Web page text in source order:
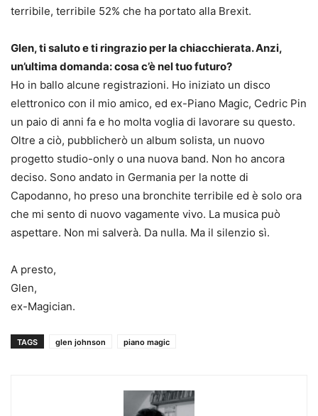
terribile, terribile 52% che ha portato alla Brexit.
Glen, ti saluto e ti ringrazio per la chiacchierata. Anzi,
un’ultima domanda: cosa c’è nel tuo futuro?
Ho in ballo alcune registrazioni. Ho iniziato un disco
elettronico con il mio amico, ed ex-Piano Magic, Cedric Pin
un paio di anni fa e ho molta voglia di lavorare su questo.
Oltre a ciò, pubblicherò un album solista, un nuovo
progetto studio-only o una nuova band. Non ho ancora
deciso. Sono andato in Germania per la notte di
Capodanno, ho preso una bronchite terribile ed è solo ora
che mi sento di nuovo vagamente vivo. La musica può
aspettare. Non mi salverà. Da nulla. Ma il silenzio sì.
A presto,
Glen,
ex-Magician.
TAGS glen johnson piano magic